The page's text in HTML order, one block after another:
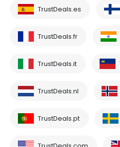
TrustDeals.es
TrustDeals.fr
TrustDeals.it
TrustDeals.nl
TrustDeals.pt